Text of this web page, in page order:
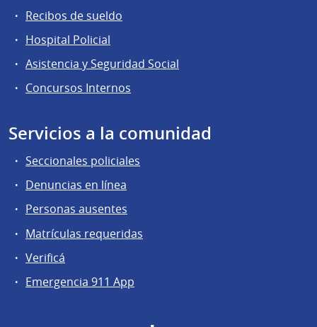
Recibos de sueldo
Hospital Policial
Asistencia y Seguridad Social
Concursos Internos
Servicios a la comunidad
Seccionales policiales
Denuncias en línea
Personas ausentes
Matrículas requeridas
Verificá
Emergencia 911 App